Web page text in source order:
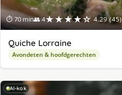
⏱ 70 min👥 4★★★★☆ 4.29 (45)
Quiche Lorraine
Avondeten & hoofdgerechten
AI-kok